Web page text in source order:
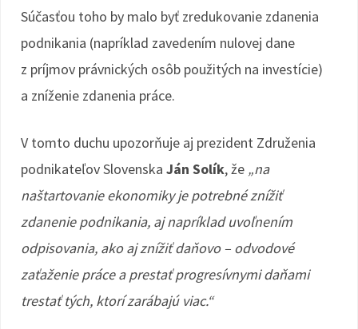
Súčasťou toho by malo byť zredukovanie zdanenia
podnikania (napríklad zavedením nulovej dane
z príjmov právnických osôb použitých na investície)
a zníženie zdanenia práce.
V tomto duchu upozorňuje aj prezident Združenia
podnikateľov Slovenska Ján Solík, že „na
naštartovanie ekonomiky je potrebné znížiť
zdanenie podnikania, aj napríklad uvoľnením
odpisovania, ako aj znížiť daňovo – odvodové
zaťaženie práce a prestať progresívnymi daňami
trestať tých, ktorí zarábajú viac.“